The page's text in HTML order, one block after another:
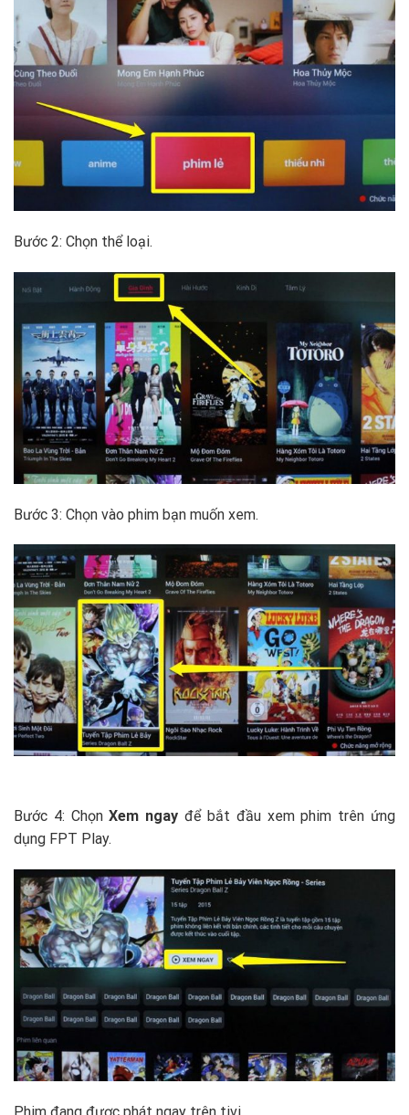
Bước 2: Chọn thể loại.
Bước 3: Chọn vào phim bạn muốn xem.
Bước 4: ChọnXem ngay để bắt đầu xem phim trên ứng
dụng FPT Play.